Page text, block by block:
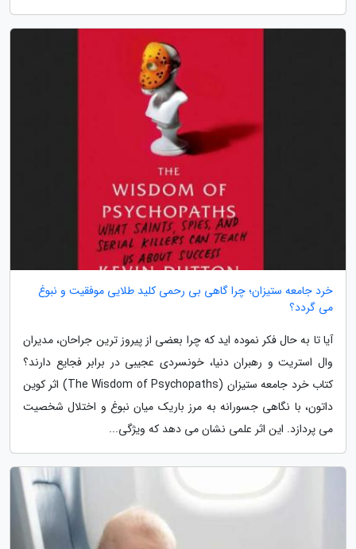
خرد جامعه ستیزان؛ چرا گاهی بی رحمی کلید طلایی موفقیت و نبوغ
می گردد؟
آیا تا به حال فکر نموده اید که چرا بعضی از پیروز ترین جراحان، مدیران
وال استریت و رهبران دنیا، خونسردی عجیبی در برابر فجایع دارند؟
کتاب خرد جامعه ستیزان (The Wisdom of Psychopaths) اثر کوین
داتون، با نگاهی جسورانه به مرز باریک میان نبوغ و اختلال شخصیت
می پردازد. این اثر علمی نشان می دهد که ویژگی...